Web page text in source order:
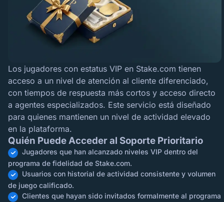
Los jugadores con estatus VIP en Stake.com tienen
acceso a un nivel de atención al cliente diferenciado,
con tiempos de respuesta más cortos y acceso directo
a agentes especializados. Este servicio está diseñado
para quienes mantienen un nivel de actividad elevado
en la plataforma.
Quién Puede Acceder al Soporte Prioritario
Jugadores que han alcanzado niveles VIP dentro del
programa de fidelidad de Stake.com.
Usuarios con historial de actividad consistente y volumen
de juego calificado.
Clientes que hayan sido invitados formalmente al programa